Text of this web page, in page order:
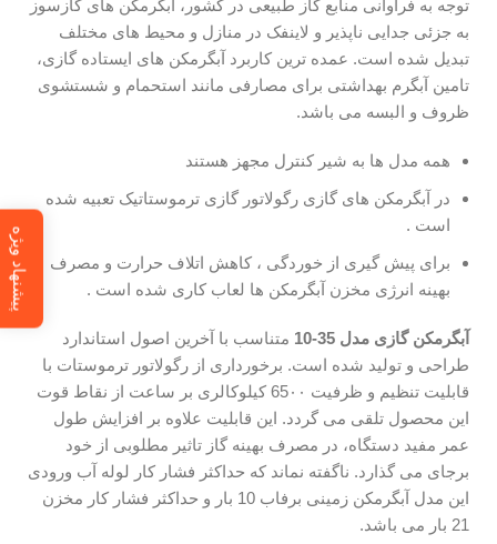
توجه به فراوانی منابع گاز طبیعی در کشور، آبگرمکن های گازسوز
به جزئی جدایی ناپذیر و لاینفک در منازل و محیط های مختلف
تبدیل شده است. عمده ترین کاربرد آبگرمکن های ایستاده گازی،
تامین آبگرم بهداشتی برای مصارفی مانند استحمام و شستشوی
ظروف و البسه می باشد.
همه مدل ها به شیر کنترل مجهز هستند
در آبگرمکن های گازی رگولاتور گازی ترموستاتیک تعبیه شده
است .
برای پیش گیری از خوردگی ، کاهش اتلاف حرارت و مصرف
بهینه انرژی مخزن آبگرمکن ها لعاب کاری شده است .
آبگرمکن گازی مدل 35-10
متناسب با آخرین اصول استاندارد
طراحی و تولید شده است. برخورداری از رگولاتور ترموستات با
قابلیت تنظیم و ظرفیت 65۰۰ کیلوکالری بر ساعت از نقاط قوت
این محصول تلقی می گردد. این قابلیت علاوه بر افزایش طول
عمر مفید دستگاه، در مصرف بهینه گاز تاثیر مطلوبی از خود
برجای می گذارد. ناگفته نماند که حداکثر فشار کار لوله آب ورودی
این مدل آبگرمکن زمینی برفاب 10 بار و حداکثر فشار کار مخزن
21 بار می باشد.
پیشنهاد ویژه